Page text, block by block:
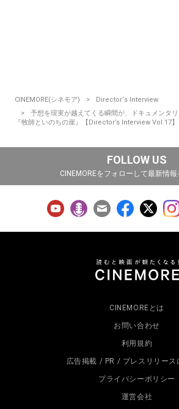
CINEMORE(シネモア)
Director‘s Interview
予想を現実が越えてくる瞬間が、ドキュメンタ
『牧師といのちの崖』【Director’s Interview Vol.17】
FOLLOW US
CINEMOREをフォローして最新情
CINEMOREとは
お問い合わせ
利用規約
広告掲載 / PR / プレスリリース
プライバシーポリシー
運営会社